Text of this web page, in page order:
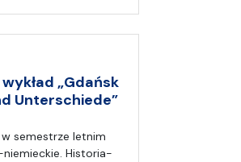
„Gdańsk
Unterschiede”
semestrze letnim
Historia-